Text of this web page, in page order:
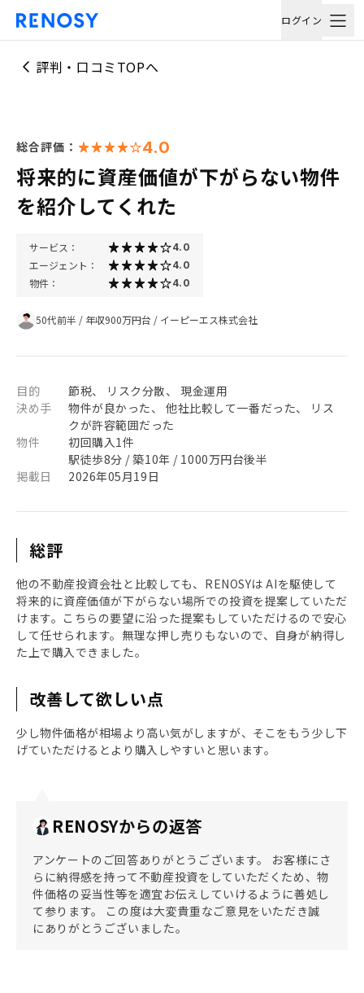
ログイン
評判・口コミTOPへ
総合評価： 4.0
将来的に資産価値が下がらない物件
を紹介してくれた
サービス： 4.0
エージェント： 4.0
物件： 4.0
50代前半 / 年収900万円台 / イーピーエス株式会社
目的
節税、 リスク分散、 現金運用
決め手
物件が良かった、 他社比較して一番だった、 リス
クが許容範囲だった
物件
初回購入1件
駅徒歩8分 / 築10年 / 1000万円台後半
掲載日
2026年05月19日
総評
他の不動産投資会社と比較しても、RENOSYは AIを駆使して
将来的に資産価値が下がらない場所での投資を提案していただ
けます。こちらの要望に沿った提案もしていただけるので安心
して任せられます。無理な押し売りもないので、自身が納得し
た上で購入できました。
改善して欲しい点
少し物件価格が相場より高い気がしますが、そこをもう少し下
げていただけるとより購入しやすいと思います。
RENOSYからの返答
アンケートのご回答ありがとうございます。 お客様にさ
らに納得感を持って不動産投資をしていただくため、物
件価格の妥当性等を適宜お伝えしていけるように善処し
て参ります。 この度は大変貴重なご意見をいただき誠
にありがとうございました。